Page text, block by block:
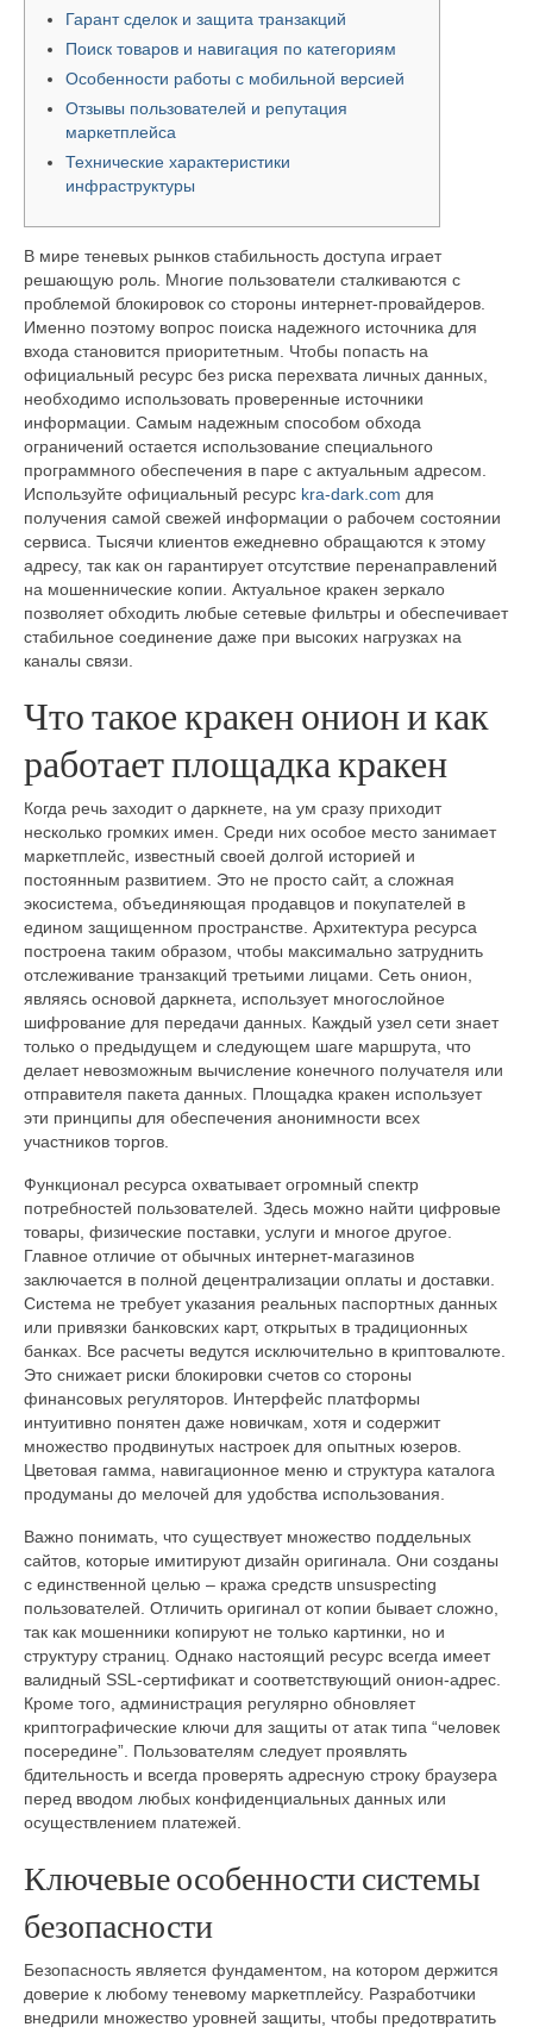
Гарант сделок и защита транзакций
Поиск товаров и навигация по категориям
Особенности работы с мобильной версией
Отзывы пользователей и репутация
маркетплейса
Технические характеристики
инфраструктуры
В мире теневых рынков стабильность доступа играет
решающую роль. Многие пользователи сталкиваются с
проблемой блокировок со стороны интернет-провайдеров.
Именно поэтому вопрос поиска надежного источника для
входа становится приоритетным. Чтобы попасть на
официальный ресурс без риска перехвата личных данных,
необходимо использовать проверенные источники
информации. Самым надежным способом обхода
ограничений остается использование специального
программного обеспечения в паре с актуальным адресом.
Используйте официальный ресурс kra-dark.com для
получения самой свежей информации о рабочем состоянии
сервиса. Тысячи клиентов ежедневно обращаются к этому
адресу, так как он гарантирует отсутствие перенаправлений
на мошеннические копии. Актуальное кракен зеркало
позволяет обходить любые сетевые фильтры и обеспечивает
стабильное соединение даже при высоких нагрузках на
каналы связи.
Что такое кракен онион и как
работает площадка кракен
Когда речь заходит о даркнете, на ум сразу приходит
несколько громких имен. Среди них особое место занимает
маркетплейс, известный своей долгой историей и
постоянным развитием. Это не просто сайт, а сложная
экосистема, объединяющая продавцов и покупателей в
едином защищенном пространстве. Архитектура ресурса
построена таким образом, чтобы максимально затруднить
отслеживание транзакций третьими лицами. Сеть онион,
являясь основой даркнета, использует многослойное
шифрование для передачи данных. Каждый узел сети знает
только о предыдущем и следующем шаге маршрута, что
делает невозможным вычисление конечного получателя или
отправителя пакета данных. Площадка кракен использует
эти принципы для обеспечения анонимности всех
участников торгов.
Функционал ресурса охватывает огромный спектр
потребностей пользователей. Здесь можно найти цифровые
товары, физические поставки, услуги и многое другое.
Главное отличие от обычных интернет-магазинов
заключается в полной децентрализации оплаты и доставки.
Система не требует указания реальных паспортных данных
или привязки банковских карт, открытых в традиционных
банках. Все расчеты ведутся исключительно в криптовалюте.
Это снижает риски блокировки счетов со стороны
финансовых регуляторов. Интерфейс платформы
интуитивно понятен даже новичкам, хотя и содержит
множество продвинутых настроек для опытных юзеров.
Цветовая гамма, навигационное меню и структура каталога
продуманы до мелочей для удобства использования.
Важно понимать, что существует множество поддельных
сайтов, которые имитируют дизайн оригинала. Они созданы
с единственной целью – кража средств unsuspecting
пользователей. Отличить оригинал от копии бывает сложно,
так как мошенники копируют не только картинки, но и
структуру страниц. Однако настоящий ресурс всегда имеет
валидный SSL-сертификат и соответствующий онион-адрес.
Кроме того, администрация регулярно обновляет
криптографические ключи для защиты от атак типа “человек
посередине”. Пользователям следует проявлять
бдительность и всегда проверять адресную строку браузера
перед вводом любых конфиденциальных данных или
осуществлением платежей.
Ключевые особенности системы
безопасности
Безопасность является фундаментом, на котором держится
доверие к любому теневому маркетплейсу. Разработчики
внедрили множество уровней защиты, чтобы предотвратить